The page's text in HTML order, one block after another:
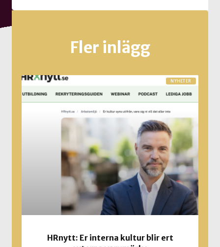
Fler inlägg
NYHETER
HRnytt: Er interna kultur blir ert